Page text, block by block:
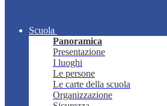
Scuola
Panoramica
Presentazione
I luoghi
Le persone
Le carte della scuola
Organizzazione